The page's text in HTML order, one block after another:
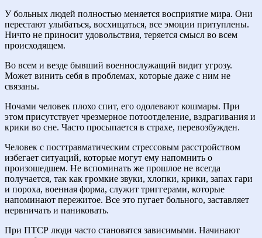
У больных людей полностью меняется восприятие мира. Они
перестают улыбаться, восхищаться, все эмоции притуплены.
Ничто не приносит удовольствия, теряется смысл во всем
происходящем.
Во всем и везде бывший военнослужащий видит угрозу.
Может винить себя в проблемах, которые даже с ним не
связаны.
Ночами человек плохо спит, его одолевают кошмары. При
этом присутствует чрезмерное потоотделение, вздрагивания и
крики во сне. Часто просыпается в страхе, перевозбужден.
Человек с посттравматическим стрессовым расстройством
избегает ситуаций, которые могут ему напомнить о
произошедшем. Не вспоминать же прошлое не всегда
получается, так как громкие звуки, хлопки, крики, запах гари
и пороха, военная форма, служит триггерами, которые
напоминают пережитое. Все это пугает больного, заставляет
нервничать и паниковать.
При ПТСР люди часто становятся зависимыми. Начинают